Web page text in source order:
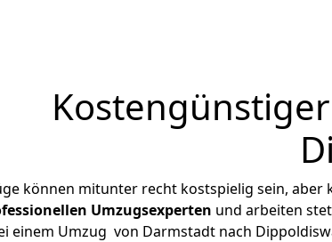
können mitunter recht kostspielig sein, aber
Umzugsexperten und arbeiten
einem Umzug von Darmstadt nach